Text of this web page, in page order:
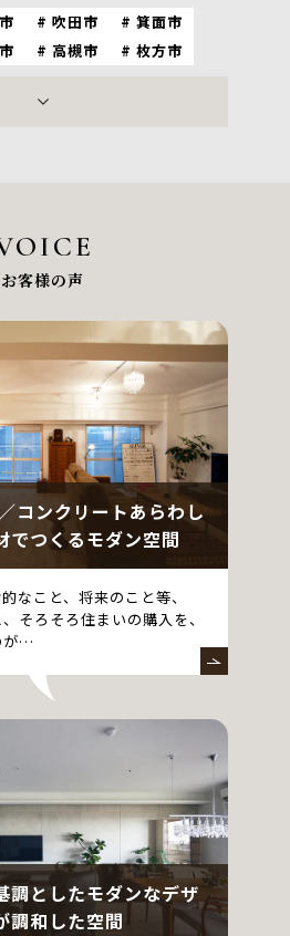
吹田市
箕面市
高槻市
枚方市
お客様の声
コンクリートあらわし
つくるモダン空間
なこと、将来のこと等、
そろそろ住まいの購入を、
が…
調としたモダンなデザ
調和した空間